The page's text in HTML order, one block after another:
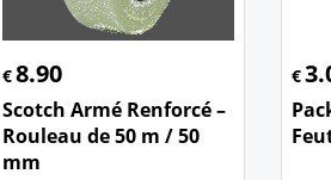
€8.90
Scotch Armé Renforcé –
Rouleau de 50 m / 50
mm
€